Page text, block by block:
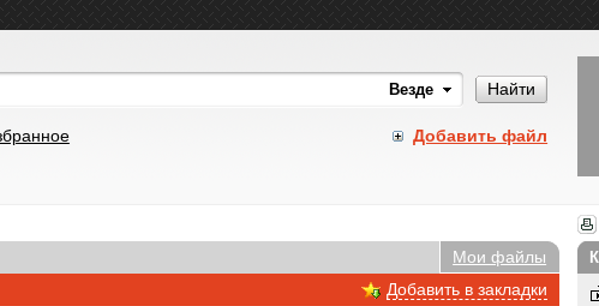
Найти
Добавить файл
Мои файлы
Добавить в закладки